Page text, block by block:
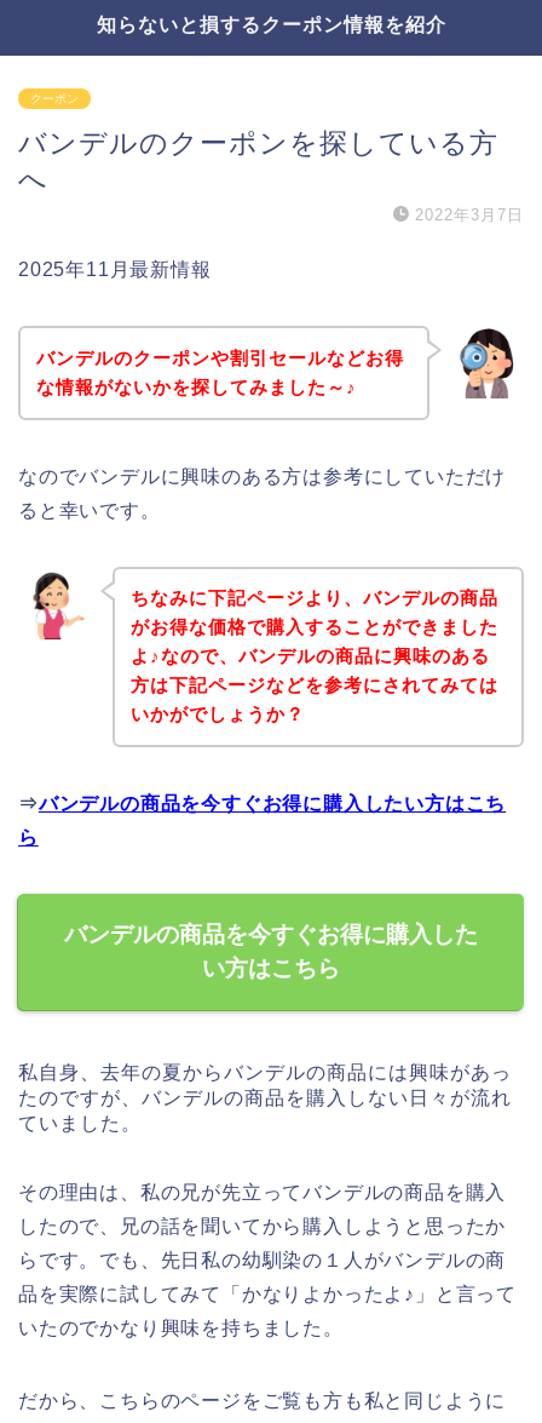
知らないと損するクーポン情報を紹介
クーポン
バンデルのクーポンを探している方
へ
2022年3月7日
2025年11月最新情報
バンデルのクーポンや割引セールなどお得
な情報がないかを探してみました～♪
なのでバンデルに興味のある方は参考にしていただけ
ると幸いです。
ちなみに下記ページより、バンデルの商品
がお得な価格で購入することができました
よ♪なので、バンデルの商品に興味のある
方は下記ページなどを参考にされてみては
いかがでしょうか？
⇒バンデルの商品を今すぐお得に購入したい方はこち
ら
バンデルの商品を今すぐお得に購入した
い方はこちら
私自身、去年の夏からバンデルの商品には興味があっ
たのですが、バンデルの商品を購入しない日々が流れ
ていました。
その理由は、私の兄が先立ってバンデルの商品を購入
したので、兄の話を聞いてから購入しようと思ったか
らです。でも、先日私の幼馴染の１人がバンデルの商
品を実際に試してみて「かなりよかったよ♪」と言って
いたのでかなり興味を持ちました。
だから、こちらのページをご覧も方も私と同じように